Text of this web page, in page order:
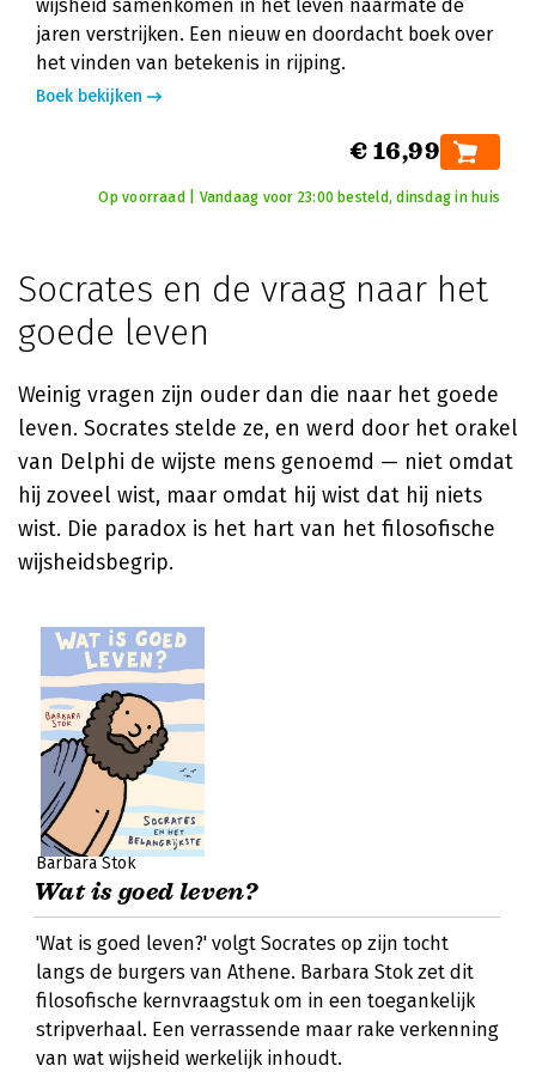
wijsheid samenkomen in het leven naarmate de
jaren verstrijken. Een nieuw en doordacht boek over
het vinden van betekenis in rijping.
Boek bekijken
€ 16,99
Op voorraad | Vandaag voor 23:00 besteld, dinsdag in huis
Socrates en de vraag naar het
goede leven
Weinig vragen zijn ouder dan die naar het goede
leven. Socrates stelde ze, en werd door het orakel
van Delphi de wijste mens genoemd — niet omdat
hij zoveel wist, maar omdat hij wist dat hij niets
wist. Die paradox is het hart van het filosofische
wijsheidsbegrip.
Barbara Stok
Wat is goed leven?
'Wat is goed leven?' volgt Socrates op zijn tocht
langs de burgers van Athene. Barbara Stok zet dit
filosofische kernvraagstuk om in een toegankelijk
stripverhaal. Een verrassende maar rake verkenning
van wat wijsheid werkelijk inhoudt.